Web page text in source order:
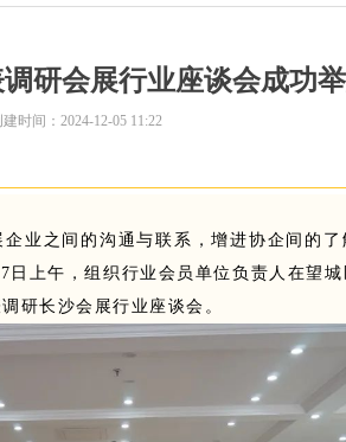
研会展行业座谈会成功
业之间的沟通与联系，增进协企间的了
日上午，组织行业会员单位负责人在望
研长沙会展行业座谈会。
时间： 2024-12-05 11:22